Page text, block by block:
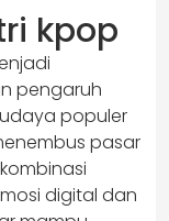
kpop
pengaruh
populer
pasar
digital dan